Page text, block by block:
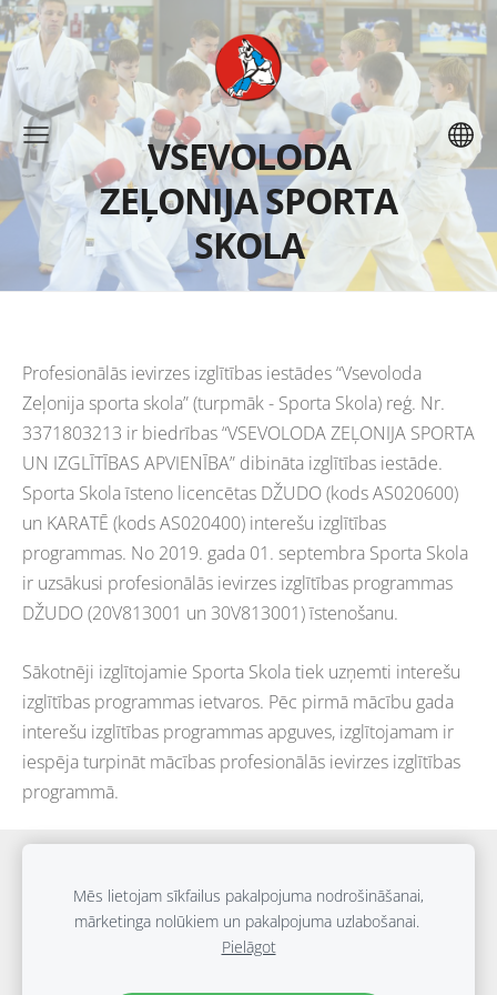
VSEVOLODA
ZEĻONIJA SPORTA
SKOLA
Profesionālās ievirzes izglītības iestādes “Vsevoloda
Zeļonija sporta skola” (turpmāk - Sporta Skola) reģ. Nr.
3371803213 ir biedrības “VSEVOLODA ZEĻONIJA SPORTA
UN IZGLĪTĪBAS APVIENĪBA” dibināta izglītības iestāde.
Sporta Skola īsteno licencētas DŽUDO (kods AS020600)
un KARATĒ (kods AS020400) interešu izglītības
programmas. No 2019. gada 01. septembra Sporta Skola
ir uzsākusi profesionālās ievirzes izglītības programmas
DŽUDO (20V813001 un 30V813001) īstenošanu.
Sākotnēji izglītojamie Sporta Skola tiek uzņemti interešu
izglītības programmas ietvaros. Pēc pirmā mācību gada
interešu izglītības programmas apguves, izglītojamam ir
iespēja turpināt mācības profesionālās ievirzes izglītības
programmā.
Biedrība "SPORTA UN IZGLĪTĪBAS APVIENĪBA" © 2024
E.Birznieka-Upīša 21E, Rīga, LV-1011
Mēs lietojam sīkfailus pakalpojuma nodrošināšanai,
mārketinga nolūkiem un pakalpojuma uzlabošanai.
Pielāgot